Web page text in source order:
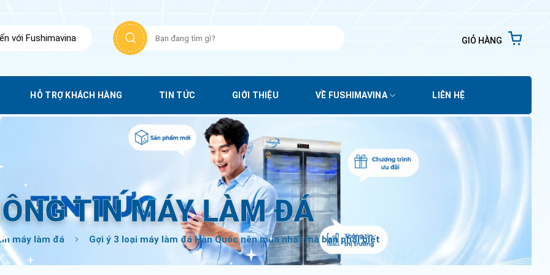
với Fushimavina
Tìm
kiếm:
GIỎ HÀNG
HỖ TRỢ KHÁCH HÀNG TIN TỨC GIỚI THIỆU VỀ FUSHIMAVINA LIÊN HỆ
TIN MÁY LÀM ĐÁ
máy làm đá Gợi ý 3 loại máy làm đá Hàn Quốc nên mua nhất mà bạn phải biết